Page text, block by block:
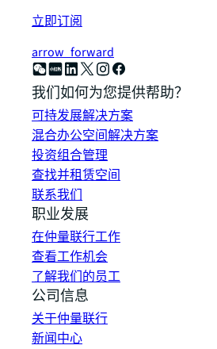
立即订阅
arrow_forward
我们如何为您提供帮助？
可持发展解决方案
混合办公空间解决方案
投资组合管理
查找并租赁空间
联系我们
职业发展
在仲量联行工作
查看工作机会
了解我们的员工
公司信息
关于仲量联行
新闻中心